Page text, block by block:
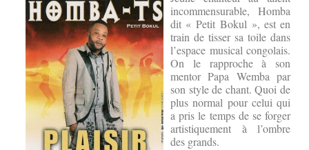
incommensurable, Homba
dit « Petit Bokul », est en
train de tisser sa toile dans
l’espace musical congolais.
On le rapproche à son
mentor Papa Wemba par
son style de chant. Quoi de
plus normal pour celui qui
a pris le temps de se forger
artistiquement à l’ombre
des grands.